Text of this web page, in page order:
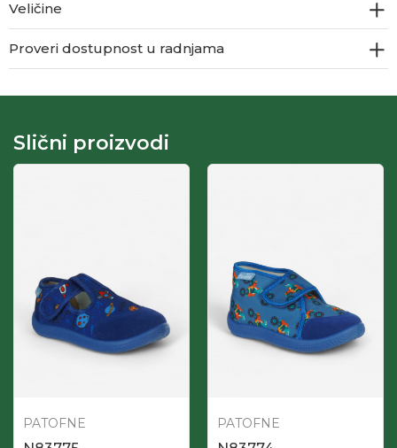
Veličine
Proveri dostupnost u radnjama
Slični proizvodi
PATOFNE PATOFNE